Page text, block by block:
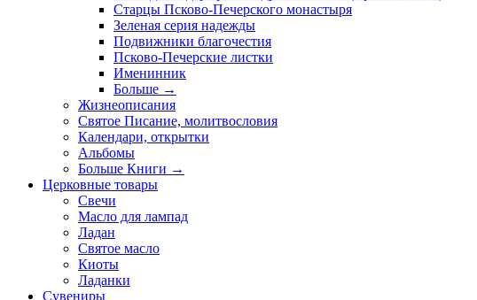
Старцы Псково-Печерского монастыря
Зеленая серия надежды
Подвижники благочестия
Псково-Печерские листки
Именинник
Больше →
Жизнеописания
Святое Писание, молитвословия
Календари, открытки
Альбомы
Больше Книги →
Церковные товары
Свечи
Масло для лампад
Ладан
Святое масло
Киоты
Ладанки
Сувениры